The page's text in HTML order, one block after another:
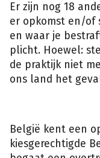
Er zijn nog 18
er opkomst en/of
en waar je
plicht. Hoewel:
de praktijk niet
ons land het
België kent een
kiesgerechtigde